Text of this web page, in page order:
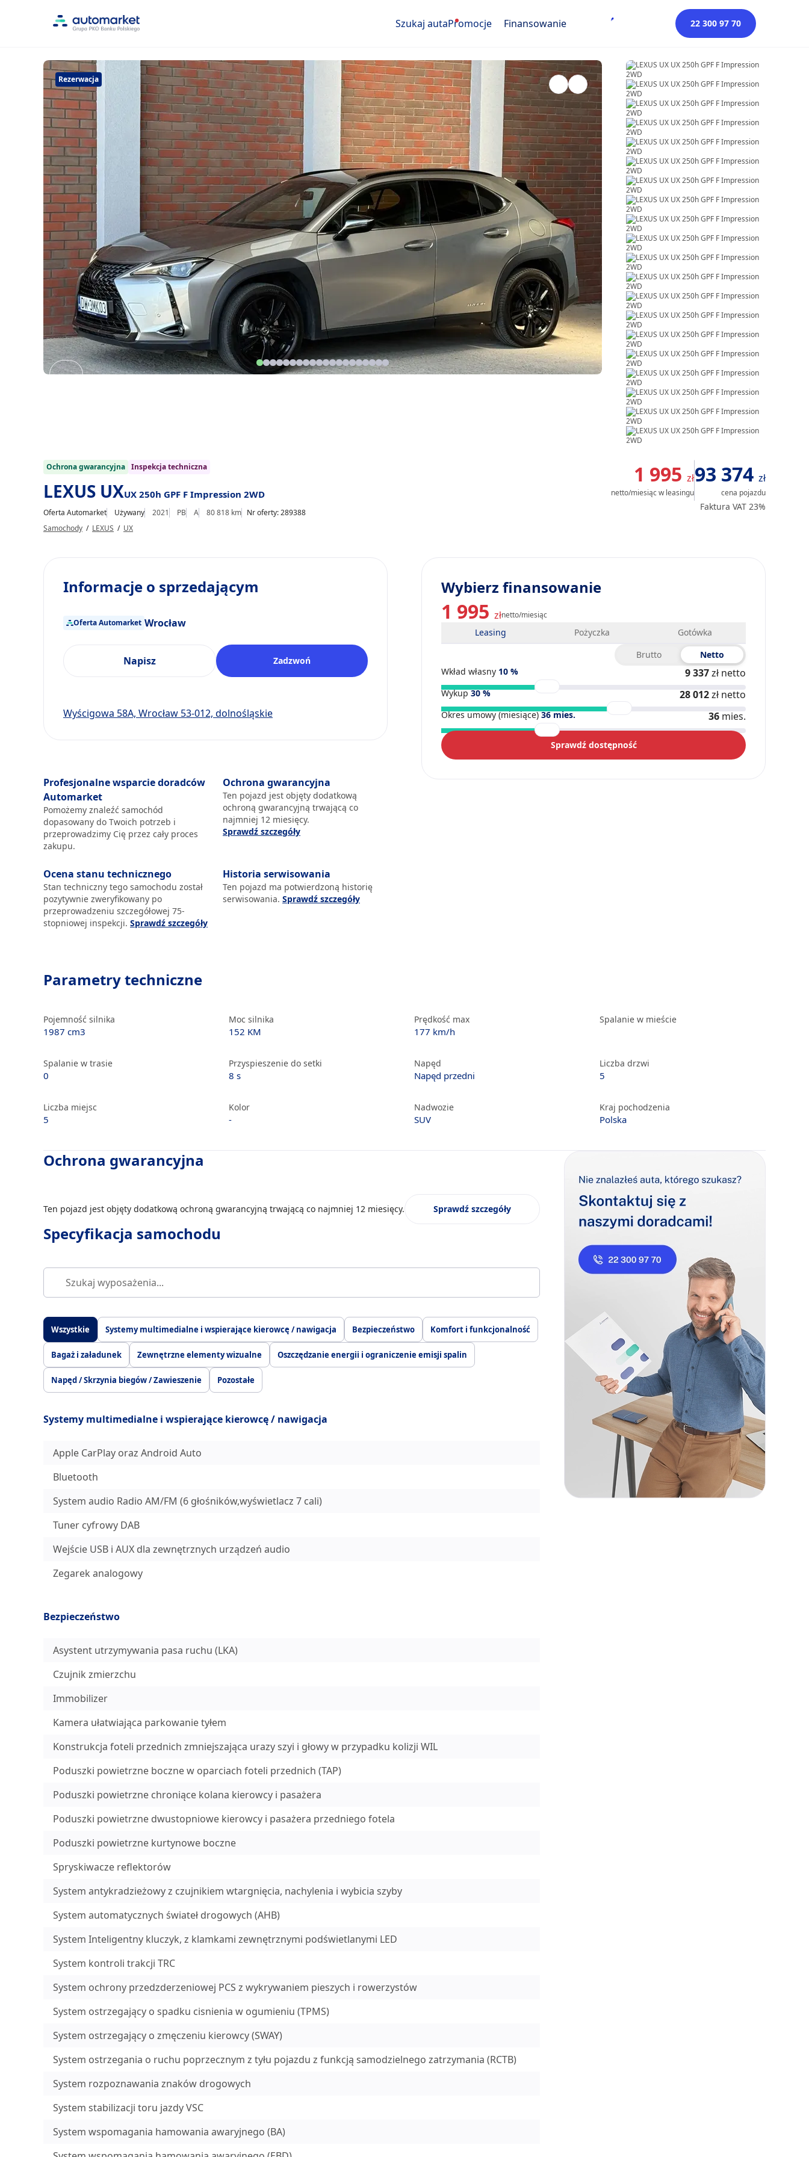
Szukaj autaPromocje Finansowanie 22 300 97 70
20
Rezerwacja
Ochrona gwarancyjna Inspekcja techniczna
LEXUS UXUX 250h GPF F Impression 2WD
Oferta Automarket Używany 2021 PB A 80 818 km Nr oferty: 289388
Samochody / LEXUS / UX
1 995 zł
netto/miesiącw leasingu
93 374 zł
cena pojazdu
Faktura VAT 23%
Wybierz finansowanie
1 995 złnetto/miesiąc
Leasing Pożyczka
Gotówka
Brutto
Netto
Wkład własny 10 % 9 337zł netto
Wykup30% 28 012zł netto
Okres umowy (miesiące)36mies. 36 mies.
Sprawdź dostępność
Profesjonalne wsparcie doradców
Automarket
Pomożemy znaleźć samochód
dopasowany do Twoich potrzeb i
przeprowadzimy Cię przez cały proces
zakupu.
Ochrona gwarancyjna
Ten pojazd jest objęty dodatkową
ochroną gwarancyjną trwającą co
najmniej 12 miesięcy.
Sprawdź szczegóły
Ocena stanu technicznego
Stan techniczny tego samochodu został
pozytywnie zweryfikowany po
przeprowadzeniu szczegółowej 75-
stopniowej inspekcji. Sprawdź szczegóły
Historia serwisowania
Ten pojazd ma potwierdzoną historię
serwisowania. Sprawdź szczegóły
Parametry techniczne
Pojemność silnika
1987 cm3
Moc silnika
152 KM
Prędkość max
177 km/h
Spalanie w mieście
Spalanie w trasie
0
Przyspieszenie do setki
8 s
Napęd
Napęd przedni
Liczba drzwi
5
Liczba miejsc
5
Kolor
-
Nadwozie
SUV
Kraj pochodzenia
Polska
Ochrona gwarancyjna
Ten pojazd jest objęty dodatkową ochroną gwarancyjną trwającą co najmniej 12 miesięcy. Sprawdź szczegóły
Specyfikacja samochodu
Wszystkie Systemy multimedialne i wspierające kierowcę / nawigacja Bezpieczeństwo Komfort i funkcjonalność
Bagaż i załadunek Zewnętrzne elementy wizualne Oszczędzanie energii i ograniczenie emisji spalin
Napęd / Skrzynia biegów / Zawieszenie Pozostałe
Systemy multimedialne i wspierające kierowcę / nawigacja
Apple CarPlay oraz Android Auto
Bluetooth
System audio Radio AM/FM (6 głośników,wyświetlacz 7 cali)
Tuner cyfrowy DAB
Wejście USB i AUX dla zewnętrznych urządzeń audio
Zegarek analogowy
Bezpieczeństwo
Asystent utrzymywania pasa ruchu (LKA)
Czujnik zmierzchu
Immobilizer
Kamera ułatwiająca parkowanie tyłem
Konstrukcja foteli przednich zmniejszająca urazy szyi i głowy w przypadku kolizji WIL
Poduszki powietrzne boczne w oparciach foteli przednich (TAP)
Poduszki powietrzne chroniące kolana kierowcy i pasażera
Poduszki powietrzne dwustopniowe kierowcy i pasażera przedniego fotela
Poduszki powietrzne kurtynowe boczne
Spryskiwacze reflektorów
System antykradzieżowy z czujnikiem wtargnięcia, nachylenia i wybicia szyby
System automatycznych świateł drogowych (AHB)
System Inteligentny kluczyk, z klamkami zewnętrznymi podświetlanymi LED
System kontroli trakcji TRC
System ochrony przedzderzeniowej PCS z wykrywaniem pieszych i rowerzystów
System ostrzegający o spadku cisnienia w ogumieniu (TPMS)
System ostrzegający o zmęczeniu kierowcy (SWAY)
System ostrzegania o ruchu poprzecznym z tyłu pojazdu z funkcją samodzielnego zatrzymania (RCTB)
System rozpoznawania znaków drogowych
System stabilizacji toru jazdy VSC
System wspomagania hamowania awaryjnego (BA)
Informacje o sprzedającym
Oferta Automarket Wrocław
Napisz Zadzwoń
Wyścigowa 58A, Wrocław 53-012, dolnośląskie